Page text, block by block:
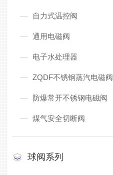
自力式温控阀
通用电磁阀
电子水处理器
ZQDF不锈钢蒸汽电磁阀
防爆常开不锈钢电磁阀
煤气安全切断阀
球阀系列